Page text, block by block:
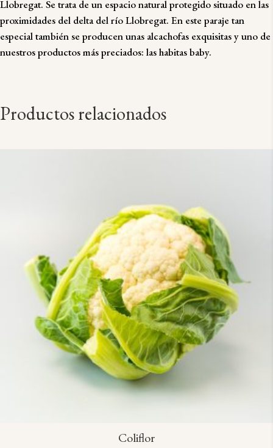
Llobregat. Se trata de un espacio natural protegido situado en las
proximidades del delta del río Llobregat. En este paraje tan
especial también se producen unas alcachofas exquisitas y uno de
nuestros productos más preciados: las habitas baby.
Productos relacionados
Coliflor